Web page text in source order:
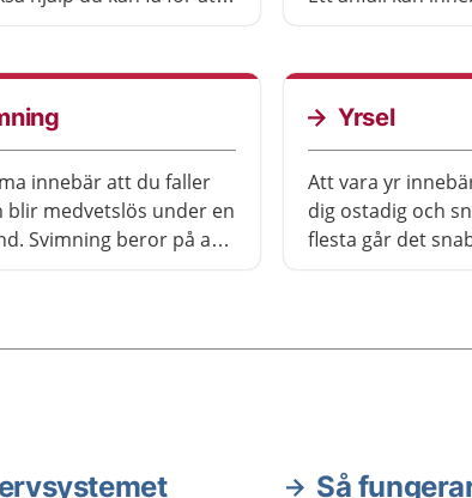
under en kortare
stund.
innebär att du faller
blir medvetslös under en
Svimning beror på att
igen.
Yrsel
Att vara yr
dig ostadig och
flesta går det
söka vård.
Så